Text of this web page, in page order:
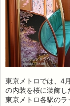
東京メトロでは、4
の内装を桜に装飾し
東京メトロ各駅の